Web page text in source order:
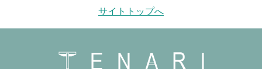
インストラクター オンラインショップ
会社概要 よくある質問
サイトトップへ